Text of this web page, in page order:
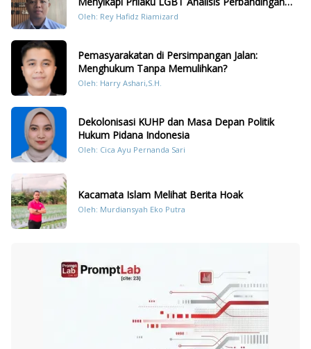
Dengan Hukum Pidana
Oleh: Rey Hafidz Riamizard
Pemasyarakatan di Persimpangan Jalan:
Menghukum Tanpa Memulihkan?
Oleh: Harry Ashari,S.H.
Dekolonisasi KUHP dan Masa Depan Politik
Hukum Pidana Indonesia
Oleh: Cica Ayu Pernanda Sari
Kacamata Islam Melihat Berita Hoak
Oleh: Murdiansyah Eko Putra